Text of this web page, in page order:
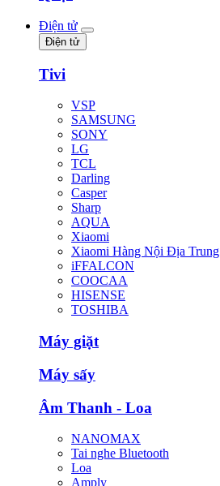
Điện tử
Điện tử
Tivi
VSP
SAMSUNG
SONY
LG
TCL
Darling
Casper
Sharp
AQUA
Xiaomi
Xiaomi Hàng Nội Địa Trung
iFFALCON
COOCAA
HISENSE
TOSHIBA
Máy giặt
Máy sấy
Âm Thanh - Loa
NANOMAX
Tai nghe Bluetooth
Loa
Amply